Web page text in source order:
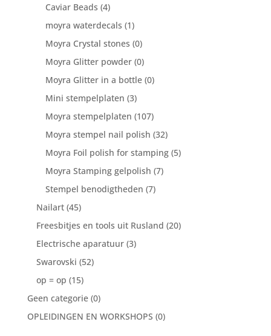
Caviar Beads (4)
moyra waterdecals (1)
Moyra Crystal stones (0)
Moyra Glitter powder (0)
Moyra Glitter in a bottle (0)
Mini stempelplaten (3)
Moyra stempelplaten (107)
Moyra stempel nail polish (32)
Moyra Foil polish for stamping (5)
Moyra Stamping gelpolish (7)
Stempel benodigtheden (7)
Nailart (45)
Freesbitjes en tools uit Rusland (20)
Electrische aparatuur (3)
Swarovski (52)
op = op (15)
Geen categorie (0)
OPLEIDINGEN EN WORKSHOPS (0)